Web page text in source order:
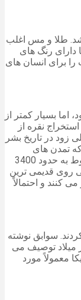
طلا و مس اغلب
دارای رنگ های
را برای انسان های
اما بسیار کمتر از
نقره از
زود در تاریخ بشر
که تمدن های
باستان را مطالعه می کنند) اشیای نقره ای مربوط به حدود 3400
روی قدیمی ترین
کنند و احتمالاً
سوابق نوشته
حدود 900 سال قبل از میلاد توصیف می
معمولاً مورد